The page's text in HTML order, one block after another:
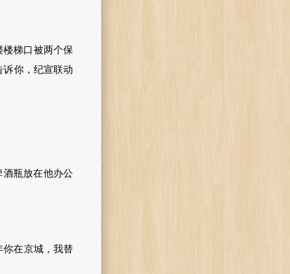
梯口被两个保
诉你，纪宣联动
瓶放在他办公
在京城，我替